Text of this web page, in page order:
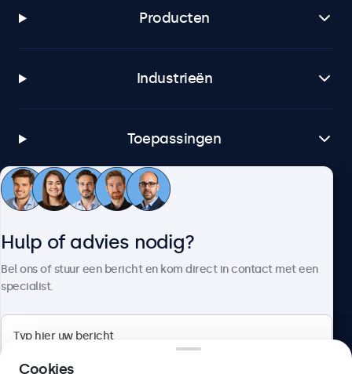
Producten
Industrieën
Toepassingen
Klantenservice
Hulp of advies nodig?
Bel ons of stuur een bericht en kom direct in contact met een
specialist.
Cookies